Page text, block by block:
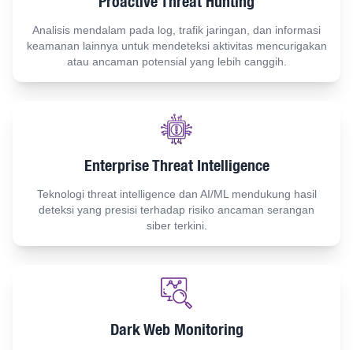
Analisis mendalam pada log, trafik jaringan, dan informasi
keamanan lainnya untuk mendeteksi aktivitas mencurigakan
atau ancaman potensial yang lebih canggih.
Enterprise Threat Intelligence
Teknologi threat intelligence dan AI/ML mendukung hasil
deteksi yang presisi terhadap risiko ancaman serangan
siber terkini.
Dark Web Monitoring